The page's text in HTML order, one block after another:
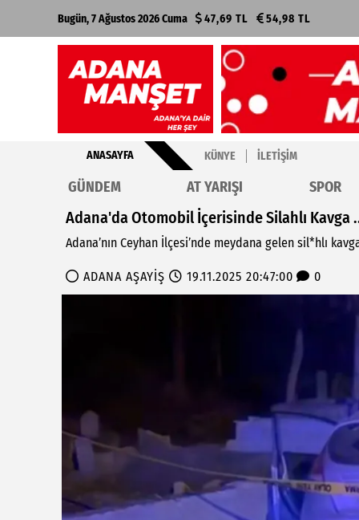
Bugün, 7 Ağustos 2026 Cuma 47,69 TL 54,98 TL
ANASAYFA KÜNYE İLETIŞIM
GÜNDEM AT YARIŞI SPOR
Adana'da Otomobil İçerisinde Silahlı Kavga
Adana’nın Ceyhan İlçesi’nde meydana gelen sil*hlı
ADANA AŞAYİŞ 19.11.2025 20:47:00 0